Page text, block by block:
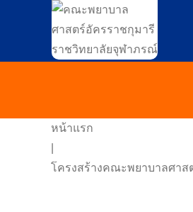
หน้าแรก
โครงสร้างคณะพยาบาลศาส